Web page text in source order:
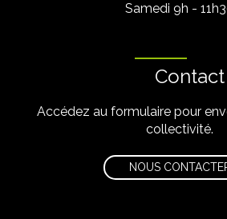
Samedi 9h -
Contact
Accédez au formulaire pour
collectivité.
NOUS